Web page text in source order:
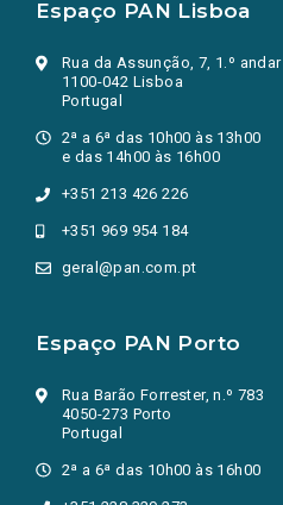
Espaço PAN Lisboa
Rua da Assunção, 7, 1.º andar
1100-042 Lisboa
Portugal
2ª a 6ª das 10h00 às 13h00
e das 14h00 às 16h00
+351 213 426 226
+351 969 954 184
geral@pan.com.pt
Espaço PAN Porto
Rua Barão Forrester, n.º 783
4050-273 Porto
Portugal
2ª a 6ª das 10h00 às 16h00